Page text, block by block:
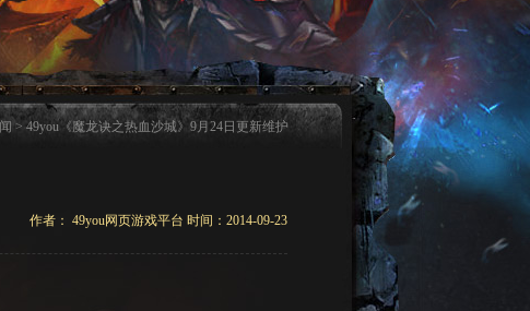
> 49you《魔龙诀之热血沙城》9月24日更新维护
作者： 49you网页游戏平台 时间：2014-09-23